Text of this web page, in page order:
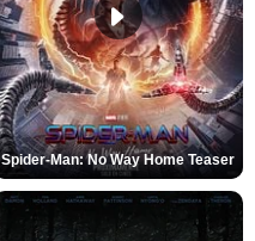
Spider-Man: No Way Home Teaser